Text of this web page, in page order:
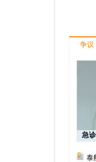
争议
急
泰